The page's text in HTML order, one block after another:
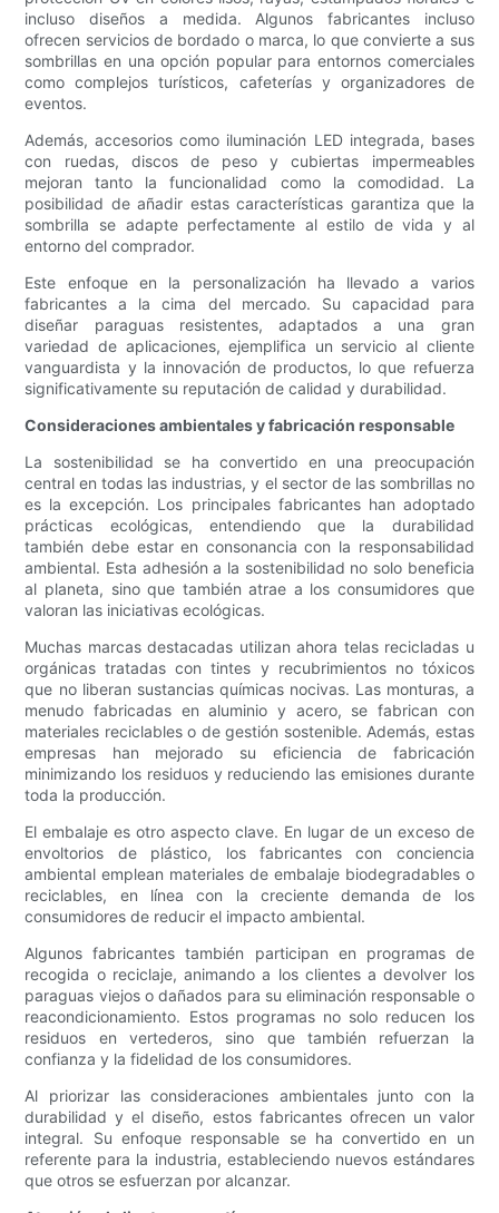
incluso diseños a medida. Algunos fabricantes incluso
ofrecen servicios de bordado o marca, lo que convierte a sus
sombrillas en una opción popular para entornos comerciales
como complejos turísticos, cafeterías y organizadores de
eventos.
Además, accesorios como iluminación LED integrada, bases
con ruedas, discos de peso y cubiertas impermeables
mejoran tanto la funcionalidad como la comodidad. La
posibilidad de añadir estas características garantiza que la
sombrilla se adapte perfectamente al estilo de vida y al
entorno del comprador.
Este enfoque en la personalización ha llevado a varios
fabricantes a la cima del mercado. Su capacidad para
diseñar paraguas resistentes, adaptados a una gran
variedad de aplicaciones, ejemplifica un servicio al cliente
vanguardista y la innovación de productos, lo que refuerza
significativamente su reputación de calidad y durabilidad.
Consideraciones ambientales y fabricación responsable
La sostenibilidad se ha convertido en una preocupación
central en todas las industrias, y el sector de las sombrillas no
es la excepción. Los principales fabricantes han adoptado
prácticas ecológicas, entendiendo que la durabilidad
también debe estar en consonancia con la responsabilidad
ambiental. Esta adhesión a la sostenibilidad no solo beneficia
al planeta, sino que también atrae a los consumidores que
valoran las iniciativas ecológicas.
Muchas marcas destacadas utilizan ahora telas recicladas u
orgánicas tratadas con tintes y recubrimientos no tóxicos
que no liberan sustancias químicas nocivas. Las monturas, a
menudo fabricadas en aluminio y acero, se fabrican con
materiales reciclables o de gestión sostenible. Además, estas
empresas han mejorado su eficiencia de fabricación
minimizando los residuos y reduciendo las emisiones durante
toda la producción.
El embalaje es otro aspecto clave. En lugar de un exceso de
envoltorios de plástico, los fabricantes con conciencia
ambiental emplean materiales de embalaje biodegradables o
reciclables, en línea con la creciente demanda de los
consumidores de reducir el impacto ambiental.
Algunos fabricantes también participan en programas de
recogida o reciclaje, animando a los clientes a devolver los
paraguas viejos o dañados para su eliminación responsable o
reacondicionamiento. Estos programas no solo reducen los
residuos en vertederos, sino que también refuerzan la
confianza y la fidelidad de los consumidores.
Al priorizar las consideraciones ambientales junto con la
durabilidad y el diseño, estos fabricantes ofrecen un valor
integral. Su enfoque responsable se ha convertido en un
referente para la industria, estableciendo nuevos estándares
que otros se esfuerzan por alcanzar.